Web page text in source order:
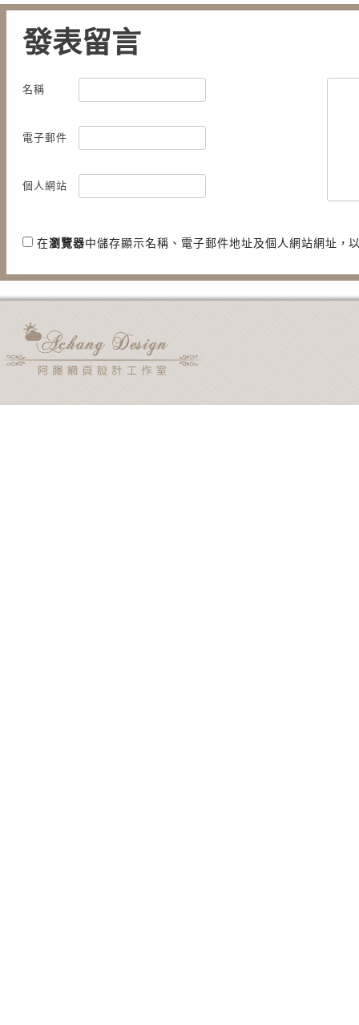
【花蓮．遊記】洄瀾物語 - 原路
口 老牌炸蛋蔥油餅
【宜蘭．頭城】- 樂
發表留言
名稱
電子郵件
個人網站
在瀏覽器中儲存顯示名稱、電子郵件地址及個人網站網址，
用電子郵件通知我後續的迴響。